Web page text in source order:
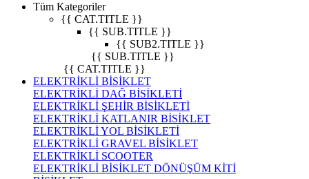
Tüm Kategoriler
{{ CAT.TITLE }}
{{ SUB.TITLE }}
{{ SUB2.TITLE }}
{{ SUB.TITLE }}
{{ CAT.TITLE }}
ELEKTRİKLİ BİSİKLET
ELEKTRİKLİ DAĞ BİSİKLETİ
ELEKTRİKLİ ŞEHİR BİSİKLETİ
ELEKTRİKLİ KATLANIR BİSİKLET
ELEKTRİKLİ YOL BİSİKLETİ
ELEKTRİKLİ GRAVEL BİSİKLET
ELEKTRİKLİ SCOOTER
ELEKTRİKLİ BİSİKLET DÖNÜŞÜM KİTİ